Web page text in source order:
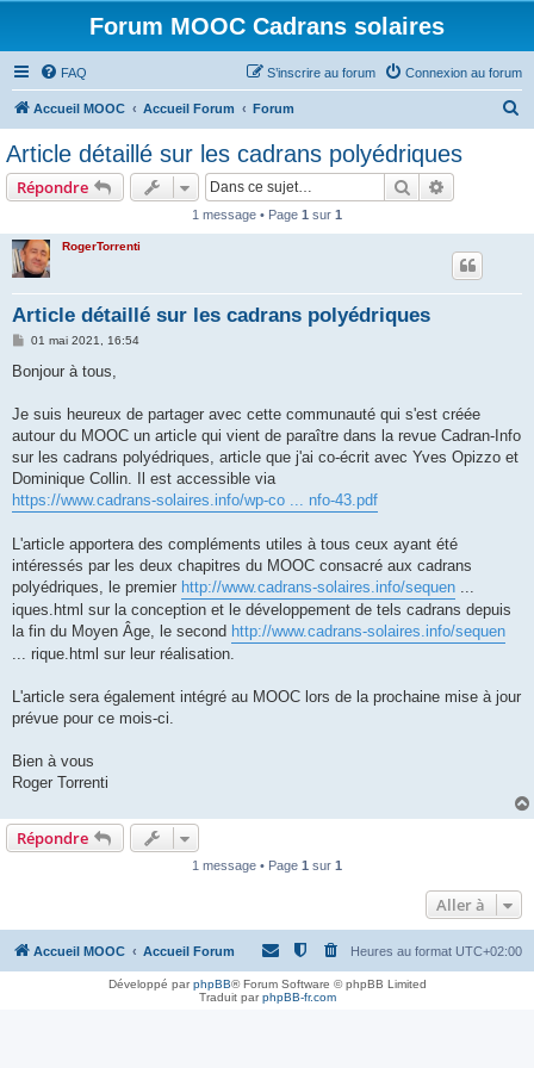
Forum MOOC Cadrans solaires
FAQ Connexion au forum
S’inscrire au forum
Accueil MOOC Accueil Forum Forum
Article détaillé sur les cadrans polyédriques
Répondre Rechercher
1 message • Page 1 sur 1
RogerTorrenti
Article détaillé sur les cadrans polyédriques
M
s
g
01 mai 2021, 16:54
Bonjour à tous,
Je suis heureux de partager avec cette communauté qui s'est créée
autour du MOOC un article qui vient de paraître dans la revue Cadran-Info
sur les cadrans polyédriques, article que j'ai co-écrit avec Yves Opizzo et
Dominique Collin. Il est accessible via
https://www.cadrans-solaires.info/wp-co ... nfo-43.pdf
L'article apportera des compléments utiles à tous ceux ayant été
intéressés par les deux chapitres du MOOC consacré aux cadrans
polyédriques, le premier http://www.cadrans-solaires.info/sequen ...
iques.html sur la conception et le développement de tels cadrans depuis
la fin du Moyen Âge, le second http://www.cadrans-solaires.info/sequen
... rique.html sur leur réalisation.
L'article sera également intégré au MOOC lors de la prochaine mise à jour
prévue pour ce mois-ci.
Bien à vous
Roger Torrenti
Répondre
1 message • Page 1 sur 1
Aller à
Accueil MOOC Accueil Forum Heures au format UTC+02:00
Développé parphpBB® Forum Software © phpBB Limited
Traduit parphpBB-fr.com